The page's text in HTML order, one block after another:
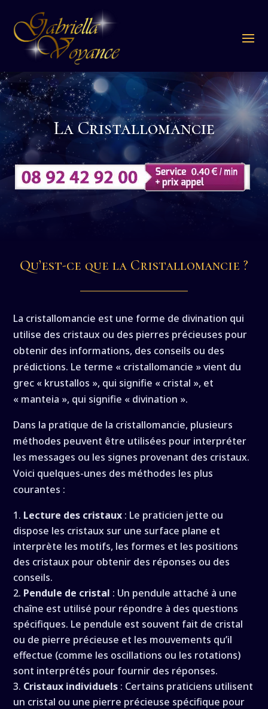
La Cristallomancie
Qu’est-ce que la Cristallomancie ?
La cristallomancie est une forme de divination qui
utilise des cristaux ou des pierres précieuses pour
obtenir des informations, des conseils ou des
prédictions. Le terme « cristallomancie » vient du
grec « krustallos », qui signifie « cristal », et
« manteia », qui signifie « divination ».
Dans la pratique de la cristallomancie, plusieurs
méthodes peuvent être utilisées pour interpréter
les messages ou les signes provenant des cristaux.
Voici quelques-unes des méthodes les plus
courantes :
Lecture des cristaux : Le praticien jette ou
dispose les cristaux sur une surface plane et
interprète les motifs, les formes et les positions
des cristaux pour obtenir des réponses ou des
conseils.
Pendule de cristal : Un pendule attaché à une
chaîne est utilisé pour répondre à des questions
spécifiques. Le pendule est souvent fait de cristal
ou de pierre précieuse et les mouvements qu’il
effectue (comme les oscillations ou les rotations)
sont interprétés pour fournir des réponses.
Cristaux individuels : Certains praticiens utilisent
un cristal ou une pierre précieuse spécifique pour